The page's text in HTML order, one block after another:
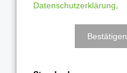
Datenschutzerklärung
Bestätigen